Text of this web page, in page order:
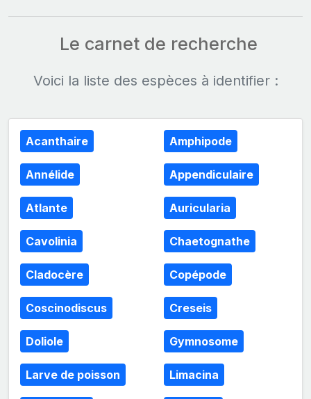
Le carnet de recherche
Voici la liste des espèces à identifier :
Acanthaire Amphipode
Annélide Appendiculaire
Atlante Auricularia
Cavolinia Chaetognathe
Cladocère Copépode
Coscinodiscus Creseis
Doliole Gymnosome
Larve de poisson Limacina